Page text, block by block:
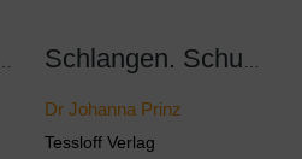
Dr Johanna Prinz
Tessloff Verlag